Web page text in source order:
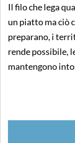
Il filo che lega
un piatto ma ciò
preparano, i
rende possibile,
mantengono